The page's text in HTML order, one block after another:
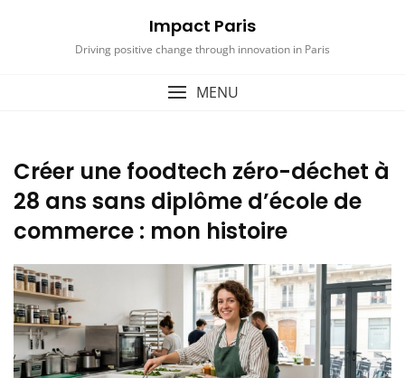
Impact Paris
Driving positive change through innovation in Paris
MENU
Créer une foodtech zéro-déchet à
28 ans sans diplôme d’école de
commerce : mon histoire